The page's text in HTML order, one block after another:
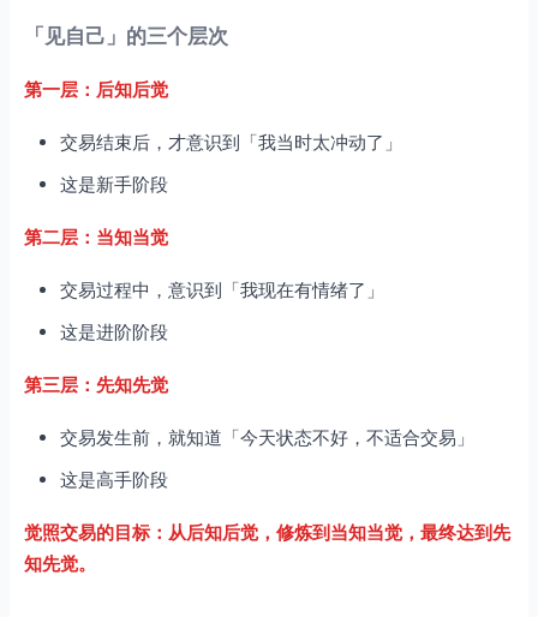
「见自己」的三个层次
第一层：后知后觉
交易结束后，才意识到「我当时太冲动了」
这是新手阶段
第二层：当知当觉
交易过程中，意识到「我现在有情绪了」
这是进阶阶段
第三层：先知先觉
交易发生前，就知道「今天状态不好，不适合交易」
这是高手阶段
觉照交易的目标：从后知后觉，修炼到当知当觉，最终达到先
知先觉。